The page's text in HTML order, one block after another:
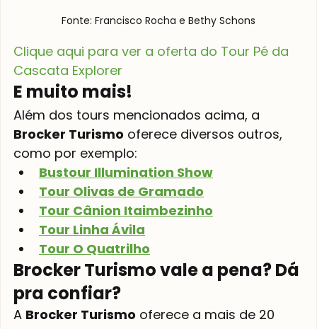
Fonte: Francisco Rocha e Bethy Schons
Clique aqui para ver a oferta do Tour Pé da
Cascata Explorer
E muito mais!
Além dos tours mencionados acima, a
Brocker Turismo oferece diversos outros,
como por exemplo:
Bustour Illumination Show
Tour Olivas de Gramado
Tour Cânion Itaimbezinho
Tour Linha Ávila
Tour O Quatrilho
Brocker Turismo vale a pena? Dá
pra confiar?
A Brocker Turismo oferece a mais de 20